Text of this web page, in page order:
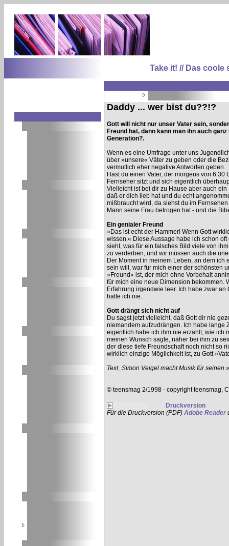
Take it! // Das
Daddy ... wer bist du??!?
Gott will nicht nur unser Vater sein,
Freund hat, dann kann man ihn auch
Generation?.
Wenn es eine Umfrage unter uns
über »unsere« Väter zu geben oder die
vermutlich eher negative Antworten geben.
Hast du einen Vater, der morgens von
Fernseher sitzt und sich eigentlich
Vielleicht ist bei dir zu Hause aber auch
daß er dich lieb hat und du echt
mißbraucht wird, da siehst du im
Mann seine Frau betrogen hat - und die
Ein genialer Freund
»Das ist echt der Hammer! Wenn Gott
wissen.« Diese Aussage habe ich schon
sieht, was für ein falsches Bild viele von
zu verderben, und wir müssen auch die
Der Moment in meinem Leben, an dem
sein will, war für mich einer der schönsten
»Freund« ist, der mich ohne Vorbehalt
für mich eine neue Dimension bekommen.
Erfahrung irgendwie leer. Ich habe zwar
hatte ich nie.
Gott drängt sich nicht auf
Du sagst jetzt vielleicht, daß Gott dir nie
niemandem aufzudrängen. Ich habe lange
eigentlich habe ich ihm nie erzählt, wie ich
meinen Wunsch sagte, näher bei ihm zu
der diese tiefe Freundschaft noch nicht so
wirklich einzige Möglichkeit ist, zu Gott
Text_Simon Veigel macht Musik für seinen
© teensmag 2/1998 - copyright teensmag,
Druckversion
Für die Druckversion (PDF) Adobe Reader